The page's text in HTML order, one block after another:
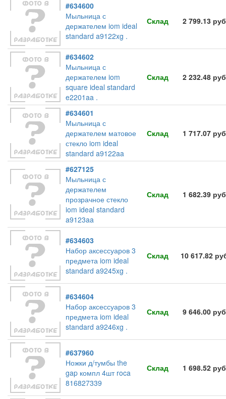
#634600
Мыльница с
держателем iom ideal
standard a9122xg .
Склад 2 799.13 руб
#634602
Мыльница с
держателем iom
square ideal standard
e2201aa .
Склад 2 232.48 руб
#634601
Мыльница с
держателем матовое
стекло iom ideal
standard a9122aa
Склад 1 717.07 руб
#627125
Мыльница с
держателем
прозрачное стекло
iom ideal standard
a9123aa
Склад 1 682.39 руб
#634603
Набор аксессуаров 3
предмета iom ideal
standard a9245xg .
Склад 10 617.82
#634604
Набор аксессуаров 3
предмета iom ideal
standard a9246xg .
Склад 9 646.00 руб
#637960
Ножки д/тумбы the
gap компл 4шт roca
816827339
Склад 1 698.52 руб